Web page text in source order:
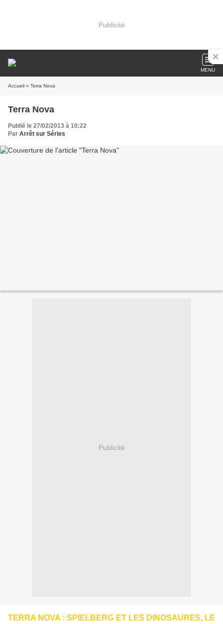
Publicité
MENU
Accueil » Terra Nova
Terra Nova
Publié le 27/02/2013 à 10:22
Par Arrêt sur Séries
Publicité
TERRA NOVA : SPIELBERG ET LES DINOSAURES, LE